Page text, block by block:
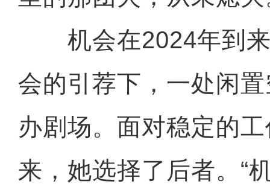
机会在2024年到来
会的引荐下，一处闲
办剧场。面对稳定的
来，她选择了后者。“